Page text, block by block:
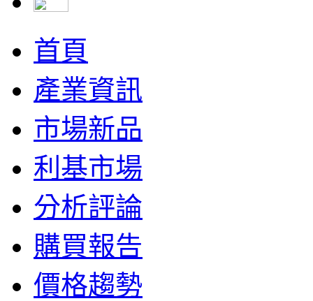
首頁
產業資訊
市場新品
利基市場
分析評論
購買報告
價格趨勢